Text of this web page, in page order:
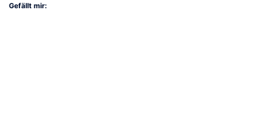
Gefällt mir: